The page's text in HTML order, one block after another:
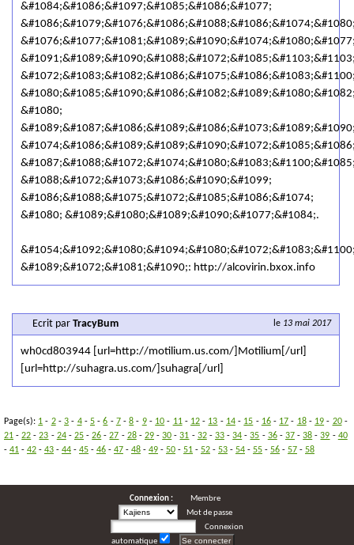
Connexion :
Membre
Mot de passe
Connexion
automatique
&#1084;&#1086;&#1097;&#1085;&#1086;&#1077;
&#1080;
&#1088;&#1072;&#1073;&#1086;&#1090;&#1099;
&#1086;&#1088;&#1075;&#1072;&#1085;&#1086;&#1074;
&#1080; &#1089;&#1080;&#1089;&#1090;&#1077;&#1084;.
&#1089;&#1072;&#1081;&#1090;: http://alcovirin.bxox.info
le 13 mai 2017
Ecrit par TracyBum
wh0cd803944 [url=http://motilium.us.com/]Motilium[/url]
[url=http://suhagra.us.com/]suhagra[/url]
Page(s): 1 - 2-3 - 4- 5-6 - 7-8 - 9- 10 - 11- 12 - 13 - 14- 15 - 16- 17 - 18- 19 - 20-
21 -22 -23 - 24- 25 -26 -27 - 28- 29 -30 -31 - 32- 33 -34 -35 - 36- 37 -38 -39 - 40
- 41 - 42 - 43 - 44 - 45 - 46 - 47 - 48 - 49 - 50 - 51 - 52 - 53 - 54 - 55 - 56 - 57 - 58